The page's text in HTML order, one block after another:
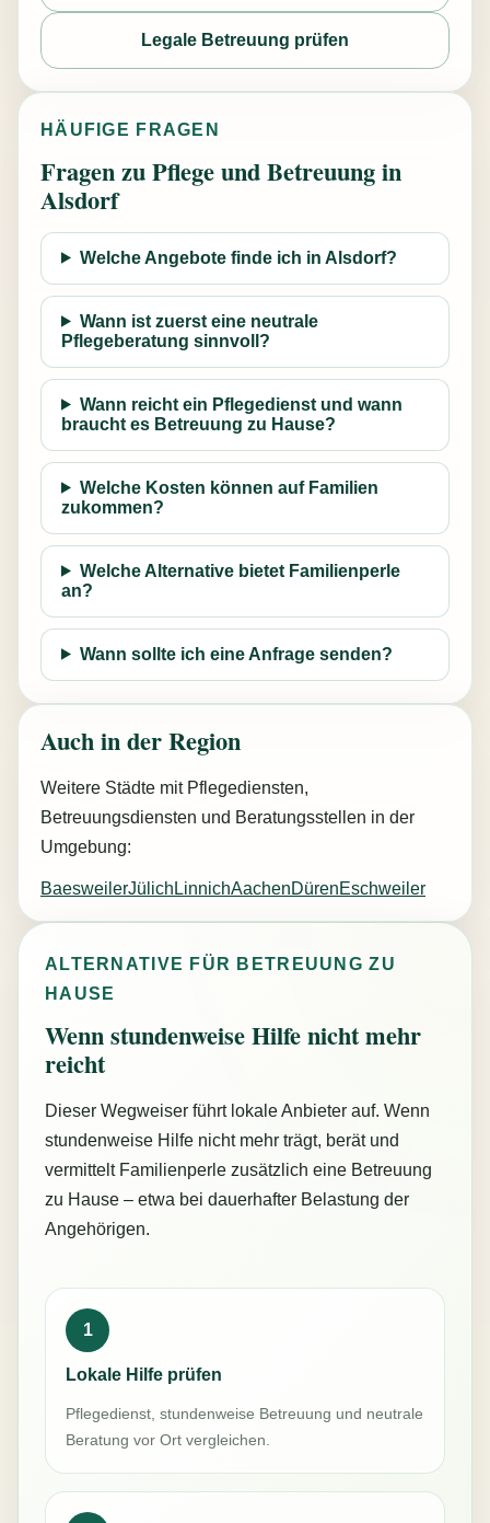
Legale Betreuung prüfen
HÄUFIGE FRAGEN
Fragen zu Pflege und Betreuung in
Alsdorf
Welche Angebote finde ich in Alsdorf?
Wann ist zuerst eine neutrale
Pflegeberatung sinnvoll?
Wann reicht ein Pflegedienst und wann
braucht es Betreuung zu Hause?
Welche Kosten können auf Familien
zukommen?
Welche Alternative bietet Familienperle
an?
Wann sollte ich eine Anfrage senden?
Auch in der Region
Weitere Städte mit Pflegediensten,
Betreuungsdiensten und Beratungsstellen in der
Umgebung:
BaesweilerJülich LinnichAachenDürenEschweiler
ALTERNATIVE FÜR BETREUUNG ZU
HAUSE
Wenn stundenweise Hilfe nicht mehr
reicht
Dieser Wegweiser führt lokale Anbieter auf. Wenn
stundenweise Hilfe nicht mehr trägt, berät und
vermittelt Familienperle zusätzlich eine Betreuung
zu Hause – etwa bei dauerhafter Belastung der
Angehörigen.
1
Lokale Hilfe prüfen
Pflegedienst, stundenweise Betreuung und neutrale
Beratung vor Ort vergleichen.